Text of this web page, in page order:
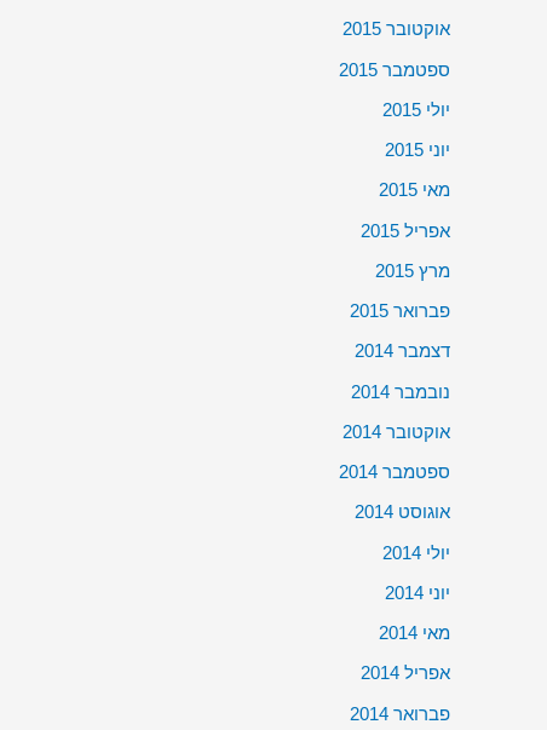
אוקטובר 2015
ספטמבר 2015
יולי 2015
יוני 2015
מאי 2015
אפריל 2015
מרץ 2015
פברואר 2015
דצמבר 2014
נובמבר 2014
אוקטובר 2014
ספטמבר 2014
אוגוסט 2014
יולי 2014
יוני 2014
מאי 2014
אפריל 2014
פברואר 2014